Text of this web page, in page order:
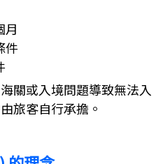
月
件
關或入境問題導致無法入
旅客自行承擔。